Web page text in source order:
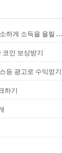
티끌모아 태산. 깔아두면 소소하게 소득을 올릴 수 있는 앱
코인 보상받기
등 광고로 수익얻기
하기